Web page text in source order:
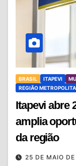
BRASIL ITAPEVI
REGIÃO
Itapevi abre
amplia
da região
25 DE MAIO